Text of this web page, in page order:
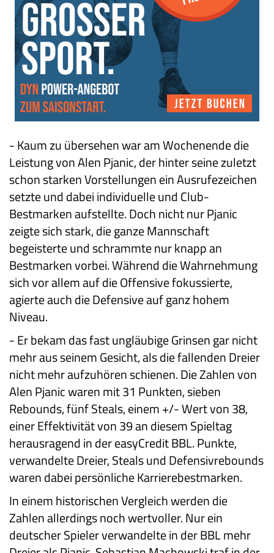
- Kaum zu übersehen war am Wochenende die
Leistung von Alen Pjanic, der hinter seine zuletzt
schon starken Vorstellungen ein Ausrufezeichen
setzte und dabei individuelle und Club-
Bestmarken aufstellte. Doch nicht nur Pjanic
zeigte sich stark, die ganze Mannschaft
begeisterte und schrammte nur knapp an
Bestmarken vorbei. Während die Wahrnehmung
sich vor allem auf die Offensive fokussierte,
agierte auch die Defensive auf ganz hohem
Niveau.
-Er bekam das fast ungläubige Grinsen gar nicht
mehr aus seinem Gesicht, als die fallenden Dreier
nicht mehr aufzuhören schienen. Die Zahlen von
Alen Pjanic waren mit 31 Punkten, sieben
Rebounds, fünf Steals, einem +/- Wert von 38,
einer Effektivität von 39 an diesem Spieltag
herausragend in der easyCredit BBL. Punkte,
verwandelte Dreier, Steals und Defensivrebounds
waren dabei persönliche Karrierebestmarken.
In einem historischen Vergleich werden die
Zahlen allerdings noch wertvoller. Nur ein
deutscher Spieler verwandelte in der BBL mehr